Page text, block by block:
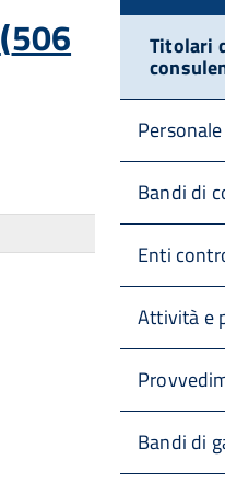
(506
Titolari
Personale
Bandi di
Enti
Attività e
Bandi di